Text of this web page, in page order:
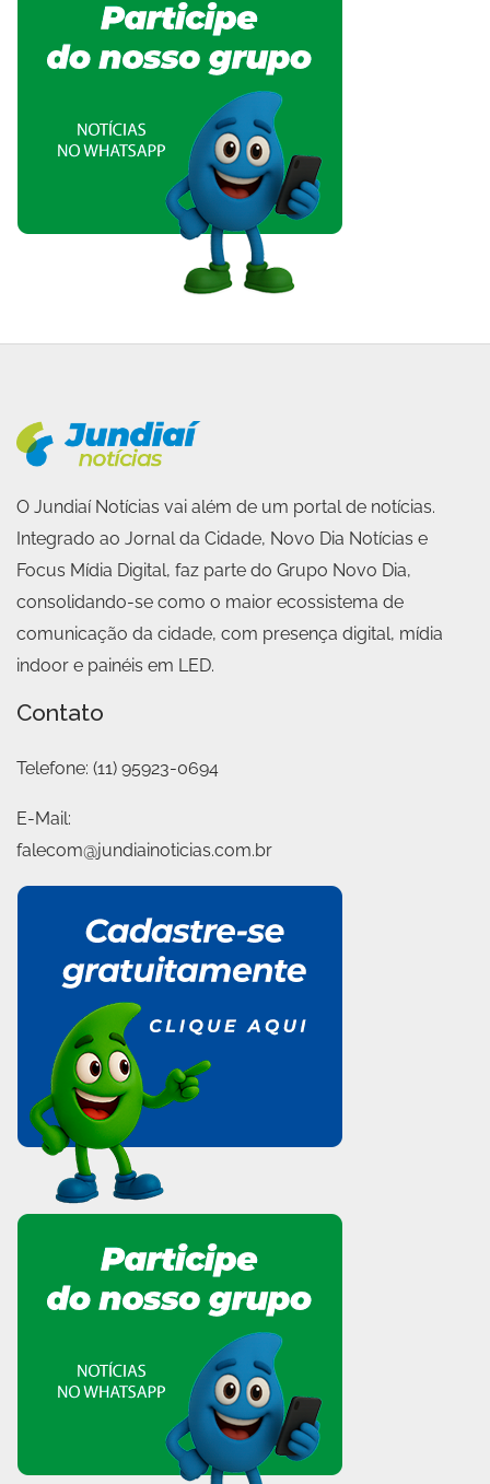
O Jundiaí Notícias vai além de um portal de notícias.
Integrado ao Jornal da Cidade, Novo Dia Notícias e
Focus Mídia Digital, faz parte do Grupo Novo Dia,
consolidando-se como o maior ecossistema de
comunicação da cidade, com presença digital, mídia
indoor e painéis em LED.
Contato
Telefone: (11) 95923-0694
E-Mail:
falecom@jundiainoticias.com.br